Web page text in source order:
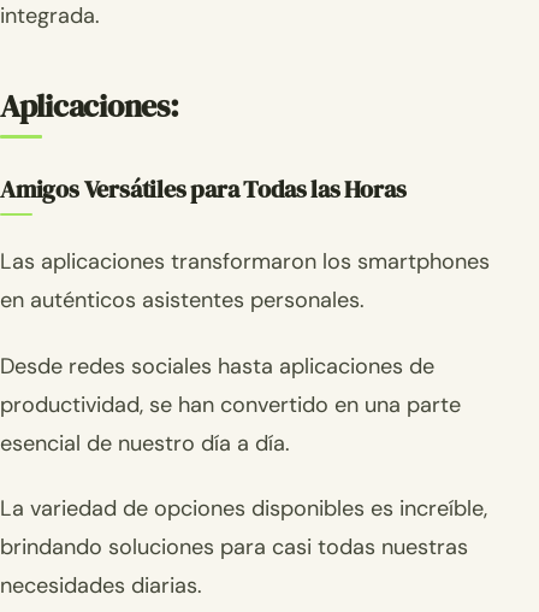
integrada.
Aplicaciones:
Amigos Versátiles para Todas las Horas
Las aplicaciones transformaron los smartphones
en auténticos asistentes personales.
Desde redes sociales hasta aplicaciones de
productividad, se han convertido en una parte
esencial de nuestro día a día.
La variedad de opciones disponibles es increíble,
brindando soluciones para casi todas nuestras
necesidades diarias.